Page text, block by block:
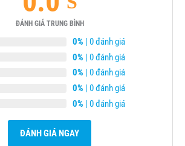
ĐÁNH GIÁ TRUNG BÌNH
0% | 0 đánh giá
0% | 0 đánh giá
0% | 0 đánh giá
0% | 0 đánh giá
0% | 0 đánh giá
ĐÁNH GIÁ NGAY